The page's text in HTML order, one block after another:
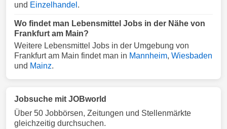
und Einzelhandel .
Wo findet man Lebensmittel Jobs in der Nähe von
Frankfurt am Main?
Weitere Lebensmittel Jobs in der Umgebung von
Frankfurt am Main findet man in Mannheim, Wiesbaden
und Mainz.
Jobsuche mit JOBworld
Über 50 Jobbörsen, Zeitungen und Stellenmärkte
gleichzeitig durchsuchen.